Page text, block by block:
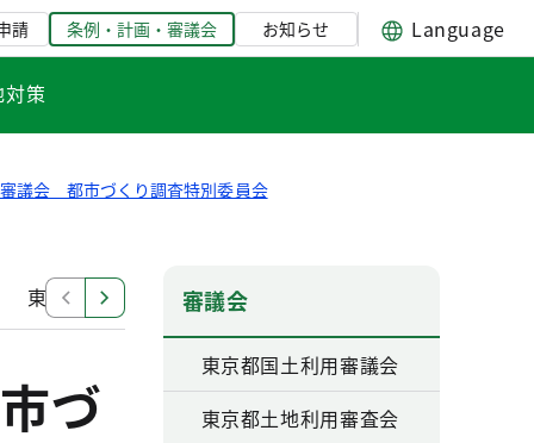
請 条例・計画・審議会 お知らせ Language
策
議会 都市づくり調査特別委員会
東京都都市計画審議会 第６回都市づくり調査特別委員
づ
審議会
東京都国土利用審議会
東京都土地利用審査会